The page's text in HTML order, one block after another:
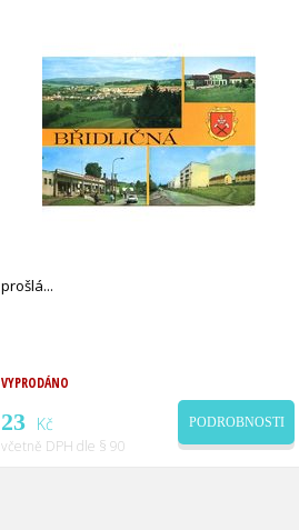
prošlá
VYPRODÁNO
23 Kč
včetně DPH dle § 90
PODROBNOSTI